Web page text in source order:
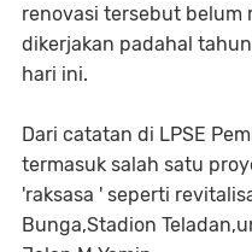
renovasi tersebut
dikerjakan padahal
hari ini.
Dari catatan di LPSE
termasuk salah satu
'raksasa ' seperti
Bunga,Stadion